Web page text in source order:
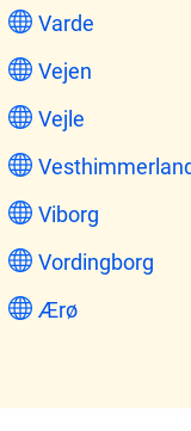
Varde
Vejen
Vejle
Viborg
Vordingborg
Ærø